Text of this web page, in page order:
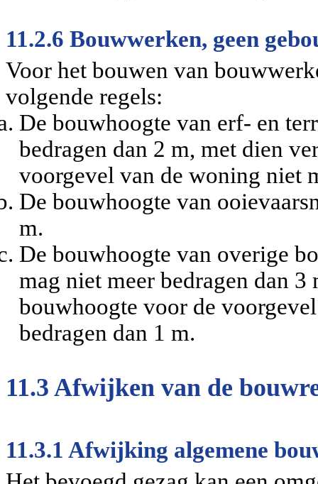
11.2.6 Bouwwerken, geen
Voor het bouwen van
volgende regels:
De bouwhoogte van erf- en
bedragen dan 2 m, met dien
voorgevel van de woning niet
De bouwhoogte van
m.
De bouwhoogte van overige
mag niet meer bedragen dan
bouwhoogte voor de
bedragen dan 1 m.
11.3 Afwijken van de
11.3.1 Afwijking algemene